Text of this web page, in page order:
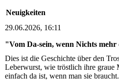
Neuigkeiten
29.06.2026, 16:11
"Vom Da-sein, wenn Nichts
Dies ist die Geschichte über den
Leberwurst, wie tröstlich ihre graue
einfach da ist, wenn man sie